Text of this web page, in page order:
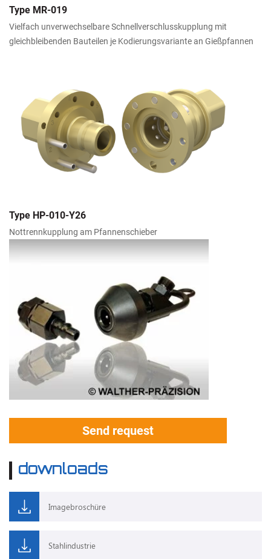
Type MR-019
Vielfach unverwechselbare Schnellverschlusskupplung mit
gleichbleibenden Bauteilen je Kodierungsvariante an Gießpfannen
Type HP-010-Y26
Nottrennkupplung am Pfannenschieber
Send request
downloads
Imagebroschüre
Stahlindustrie